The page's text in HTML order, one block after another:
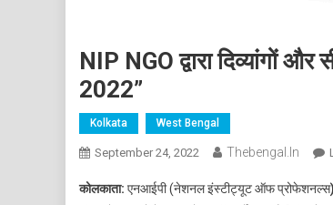
NIP NGO द्वारा दिव्यांगों
2022”
Kolkata West Bengal
September 24, 2022 Thebengal.in
कोलकाता: एनआईपी (नेशनल इंस्टीट्यूट ऑफ प्रोफेशनल्स)